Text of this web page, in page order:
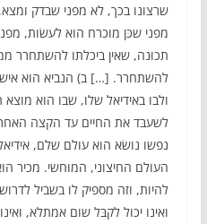
שרצונו בכך, לא מפני שבדק
מפני שכּן מוכרח הוא לעשׂות,
תכוּנה, שאין ביכלתו להשתחרר
להשתחרר. […] ב) הנביא הוא
ולבו באידיאל שלו, שבו הוא
לשעבּד את החיים עד הקצה
נפשו נושׂא הוא עולם שלם,
העולם החיצוני, המוחשי. מכיר
להיות, וזה מספיק לו בשביל
ואינו יכול לקבּל שום אמתלא,